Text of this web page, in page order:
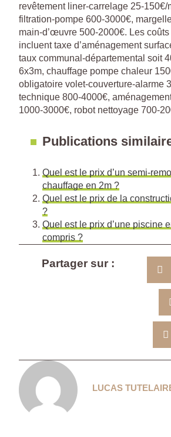
revêtement liner-carrelage 25-150€/
filtration-pompe 600-3000€,
main-d’œuvre 500-2000€. Les
incluent taxe d’aménagement
taux communal-départemental soit
6x3m, chauffage pompe chaleur
obligatoire volet-couverture-alarme
technique 800-4000€,
1000-3000€, robot nettoyage 700-
Publications
Quel est le prix d’un semi-
chauffage en 2m ?
Quel est le prix de la
?
Quel est le prix d’une piscine
compris ?
Partager sur :
LUCAS